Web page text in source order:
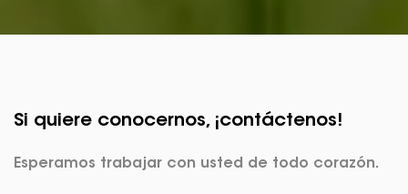
Si quiere conocernos, ¡contáctenos!
Esperamos trabajar con usted de todo corazón.